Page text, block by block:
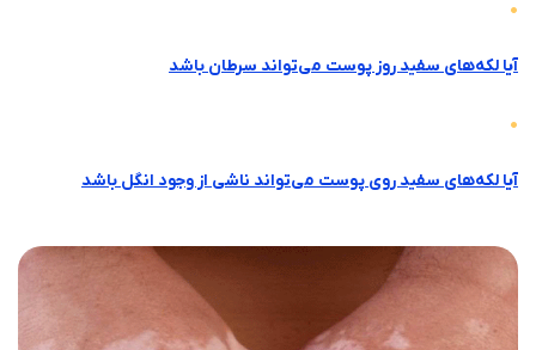
آیا لکه‌های سفید روز پوست می‌تواند سرطان باشد
آیا لکه‌های سفید روی پوست می‌تواند ناشی از وجود انگل باشد